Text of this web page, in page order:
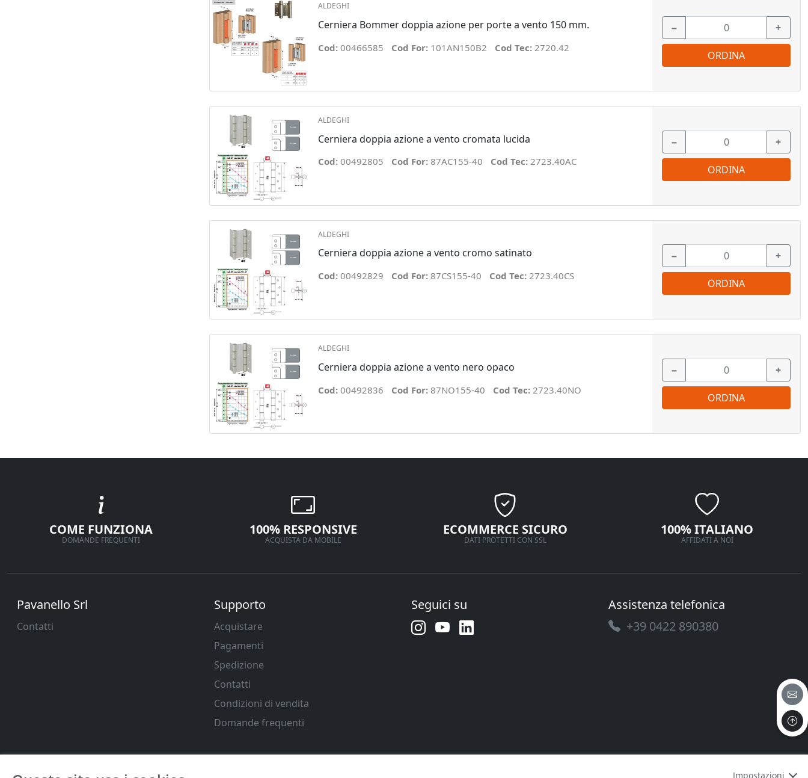
ALDEGHI
Cerniera Bommer doppia azione per porte a vento 150 mm.
Cod: 00466585 Cod For: 101AN150B2 Cod Tec: 2720.42
− +
ORDINA
ALDEGHI
Cerniera doppia azione a vento cromata lucida
Cod: 00492805 Cod For: 87AC155-40 Cod Tec: 2723.40AC
− +
ORDINA
ALDEGHI
Cerniera doppia azione a vento cromo satinato
Cod: 00492829 Cod For: 87CS155-40 Cod Tec: 2723.40CS
− +
ORDINA
ALDEGHI
Cerniera doppia azione a vento nero opaco
Cod: 00492836 Cod For: 87NO155-40 Cod Tec: 2723.40NO
− +
ORDINA
COME FUNZIONA
DOMANDE FREQUENTI
100% RESPONSIVE
ACQUISTA DA MOBILE
ECOMMERCE SICURO
DATI PROTETTI CON SSL
100% ITALIANO
AFFIDATI A NOI
Pavanello Srl
Contatti
Supporto
Acquistare
Pagamenti
Spedizione
Contatti
Condizioni di vendita
Domande frequenti
Seguici su
Assistenza telefonica
+39 0422 890380
Impostazioni